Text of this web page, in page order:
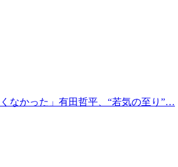
なかった」有田哲平、“若気の至り”…